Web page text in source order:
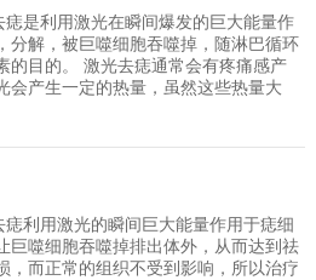
是利用激光在瞬间爆发的巨大能量作
分解，被巨噬细胞吞噬掉，随淋巴循环
的目的。 激光去痣通常会有疼痛感产
会产生一定的热量，虽然这些热量大
利用激光的瞬间巨大能量作用于痣细
巨噬细胞吞噬掉排出体外，从而达到祛
，而正常的组织不受到影响，所以治疗